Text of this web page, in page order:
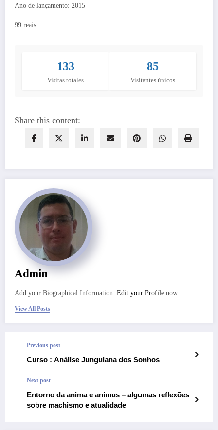
Ano de lançamento: 2015
99 reais
133
Visitas totales
85
Visitantes únicos
Share this content:
Admin
Add your Biographical Information. Edit your Profile now.
View All Posts
Previous post
Curso : Análise Junguiana dos Sonhos
Next post
Entorno da anima e animus – algumas reflexões
sobre machismo e atualidade